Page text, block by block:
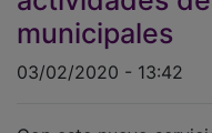
municipales
03/02/2020 - 13:42